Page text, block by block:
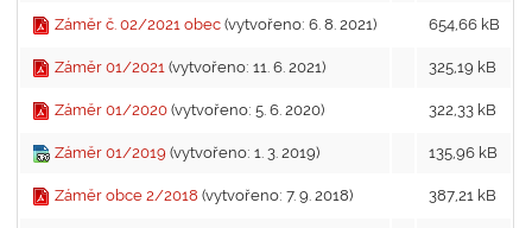
Záměr č. 02/2021 obec (vytvořeno: 6. 8. 2021) 654,66 kB
Záměr 01/2021 (vytvořeno: 11. 6. 2021) 325,19 kB
Záměr 01/2020 (vytvořeno: 5. 6. 2020) 322,33 kB
Záměr 01/2019 (vytvořeno: 1. 3. 2019) 135,96 kB
Záměr obce 2/2018 (vytvořeno: 7. 9. 2018) 387,21 kB